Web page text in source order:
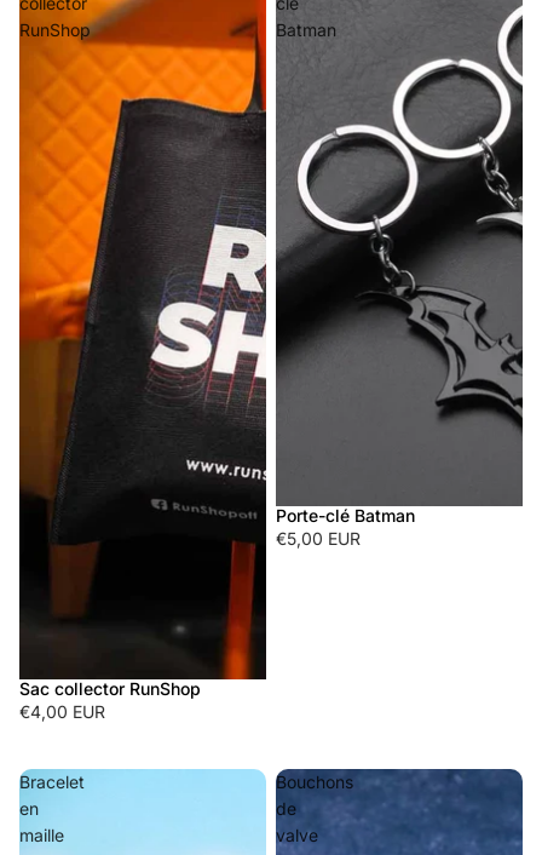
RunShop
Sac collector RunShop
€4,00 EUR
Batman
Porte-clé Batman
€5,00 EUR
Bracelet
en
maille
Bouchons
de
valve